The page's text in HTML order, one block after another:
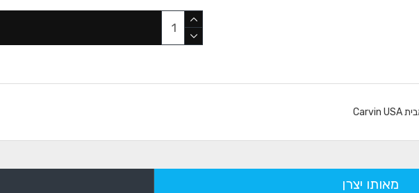
מאותו יצרן